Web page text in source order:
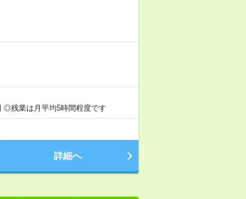
◎残業は月平均5時間程度です
詳細へ